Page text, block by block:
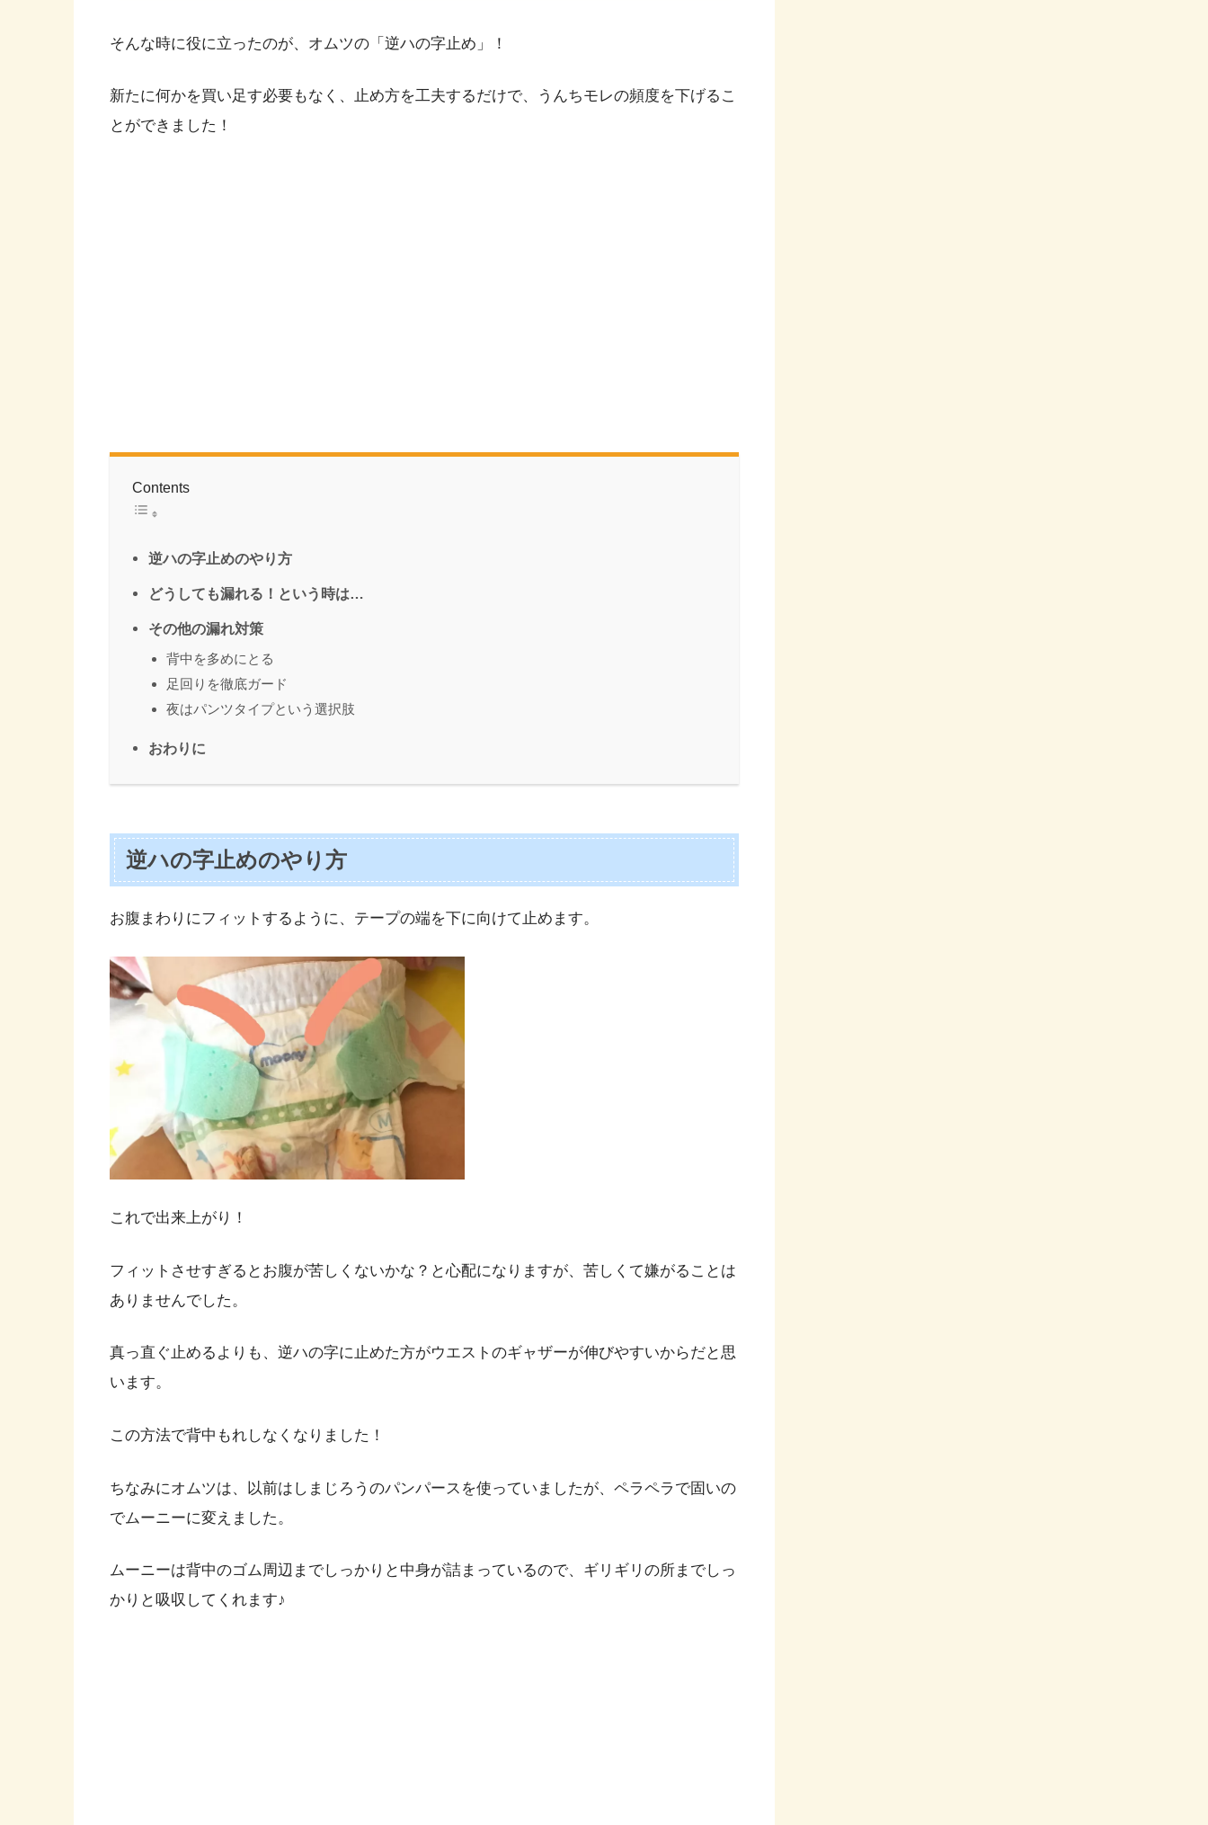
そんな時に役に立ったのが、オムツの「逆ハの字止め」！
新たに何かを買い足す必要もなく、止め方を工夫するだけで、うんちモレの頻度を下げるこ
とができました！
Contents
逆ハの字止めのやり方
どうしても漏れる！という時は…
その他の漏れ対策
背中を多めにとる
足回りを徹底ガード
夜はパンツタイプという選択肢
おわりに
逆ハの字止めのやり方
お腹まわりにフィットするように、テープの端を下に向けて止めます。
これで出来上がり！
フィットさせすぎるとお腹が苦しくないかな？と心配になりますが、苦しくて嫌がることは
ありませんでした。
真っ直ぐ止めるよりも、逆ハの字に止めた方がウエストのギャザーが伸びやすいからだと思
います。
この方法で背中もれしなくなりました！
ちなみにオムツは、以前はしまじろうのパンパースを使っていましたが、ペラペラで固いの
でムーニーに変えました。
ムーニーは背中のゴム周辺までしっかりと中身が詰まっているので、ギリギリの所までしっ
かりと吸収してくれます♪